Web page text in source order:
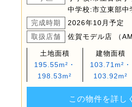
中学校:市立東部中
完成時期
2026年10月予定
取扱店舗
佐賀モデル店 （
土地面積
195.55m²・
198.53m²
建物面積
103.71m²・
103.92m²
この物件を詳し